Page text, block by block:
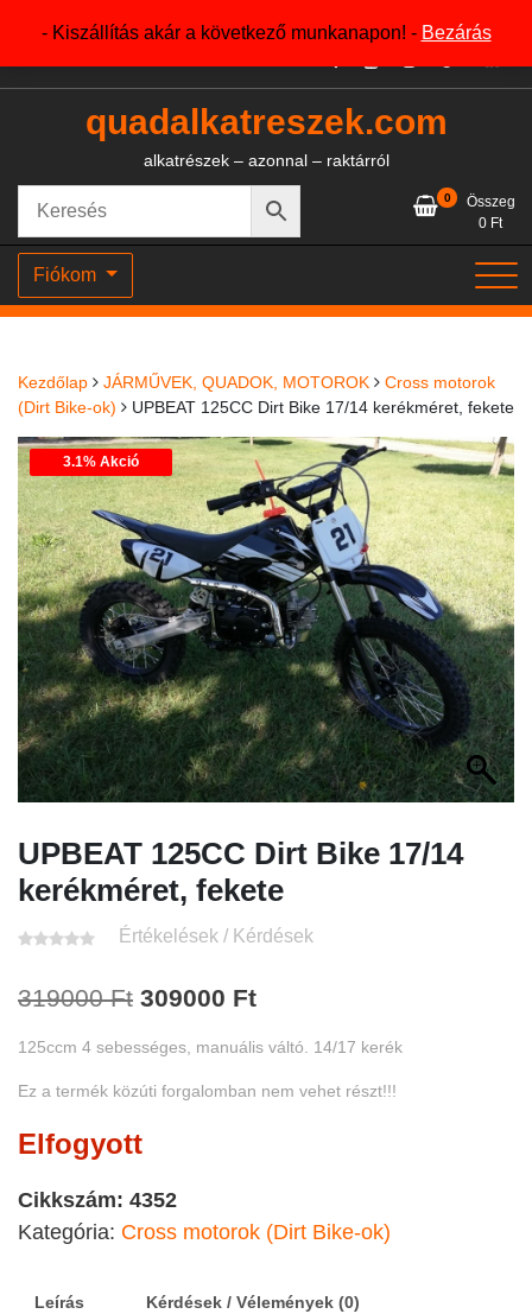
- Kiszállítás akár a következő munkanapon! - Bezárás
+36204327386
quadalkatreszek.com
alkatrészek – azonnal – raktárról
0
Összeg
0 Ft
Fiókom
Kezdőlap JÁRMŰVEK, QUADOK, MOTOROK
Cross motorok
(Dirt Bike-ok)
UPBEAT 125CC Dirt Bike 17/14 kerékméret, fekete
3.1% Akció
UPBEAT 125CC Dirt Bike 17/14
kerékméret, fekete
Értékelések / Kérdések
319000Ft Original
319000 Ft.
309000 FtCurrent
125ccm 4 sebességes, manuális váltó. 14/17 kerék
Ez a termék közúti forgalomban nem vehet részt!!!
Elfogyott
Cikkszám: 4352
Kategória: Cross motorok (Dirt Bike-ok)
Leírás Kérdések / Vélemények (0)